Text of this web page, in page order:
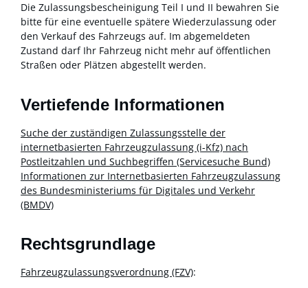
Die Zulassungsbescheinigung Teil I und II bewahren Sie
bitte für eine eventuelle spätere Wiederzulassung oder
den Verkauf des Fahrzeugs auf. Im abgemeldeten
Zustand darf Ihr Fahrzeug nicht mehr auf öffentlichen
Straßen oder Plätzen abgestellt werden.
Vertiefende Informationen
Suche der zuständigen Zulassungsstelle der
internetbasierten Fahrzeugzulassung (i-Kfz) nach
Postleitzahlen und Suchbegriffen (Servicesuche Bund)
Informationen zur Internetbasierten Fahrzeugzulassung
des Bundesministeriums für Digitales und Verkehr
(BMDV)
Rechtsgrundlage
Fahrzeugzulassungsverordnung (FZV):